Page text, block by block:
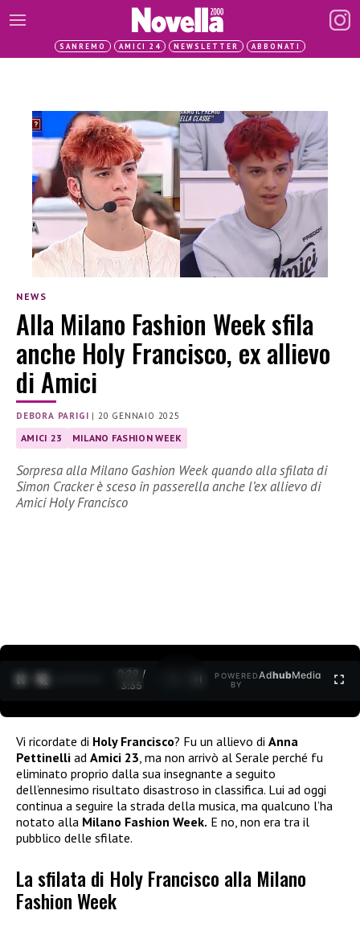
SANREMO AMICI 24 NEWSLETTER ABBONATI
NEWS
Alla Milano Fashion Week sfila
anche Holy Francisco, ex allievo
di Amici
DEBORA PARIGI | 20 GENNAIO 2025
AMICI 23 MILANO FASHION WEEK
Sorpresa alla Milano Gashion Week quando alla sfilata di
Simon Cracker è sceso in passerella anche l’ex allievo di
Amici Holy Francisco
0:30 /
3:35
POWERED
BY
AdhubMedia
Vi ricordate di Holy Francisco? Fu un allievo di Anna
Pettinelli ad Amici 23 , ma non arrivò al Serale perché fu
eliminato proprio dalla sua insegnante a seguito
dell’ennesimo risultato disastroso in classifica. Lui ad oggi
continua a seguire la strada della musica, ma qualcuno l’ha
notato alla Milano Fashion Week. E no, non era tra il
pubblico delle sfilate.
La sfilata di Holy Francisco alla Milano
Fashion Week